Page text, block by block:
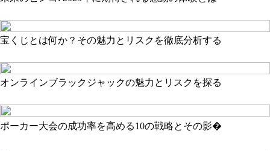
宝くじとは何か？その魅力とリスクを徹底分析する
オンラインブラックジャックの魅力とリスクを探る
ポーカー大会の成功率を高める10の戦略とその影�